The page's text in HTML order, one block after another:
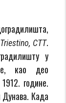
CTT.
у
као део
године.
Дунава. Када